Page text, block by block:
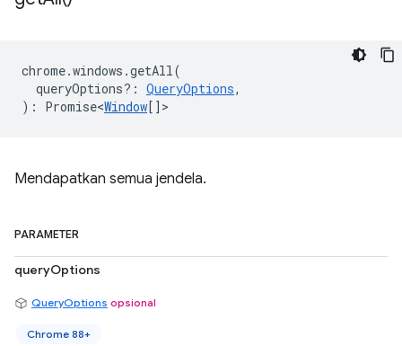
chrome.windows .getAll(
queryOptions? : QueryOptions,
) : Promise<Window[] >
Mendapatkan semua jendela.
PARAMETER
queryOptions
QueryOptions opsional
Chrome 88+